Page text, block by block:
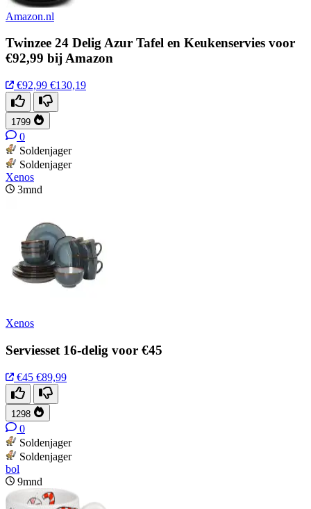
Amazon.nl
Twinzee 24 Delig Azur Tafel en Keukenservies voor
€92,99 bij Amazon
€92,99 €130,19
1799
0
Soldenjager
Soldenjager
Xenos
3mnd
Xenos
Serviesset 16-delig voor €45
€45 €89,99
1298
0
Soldenjager
Soldenjager
bol
9mnd